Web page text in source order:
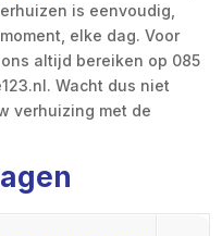
is eenvoudig,
elke dag. Voor
altijd bereiken op 085
Wacht dus niet
verhuizing met de